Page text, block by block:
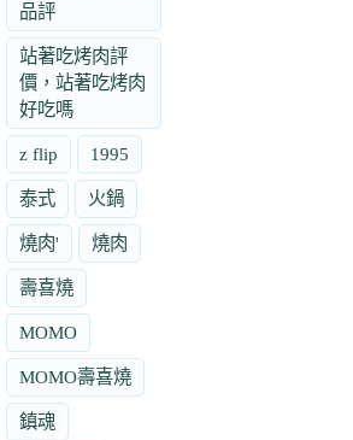
品評
站著吃烤肉評
價，站著吃烤肉
好吃嗎
z flip 1995
泰式 火鍋
燒肉' 燒肉
壽喜燒
MOMO
MOMO壽喜燒
鎮魂